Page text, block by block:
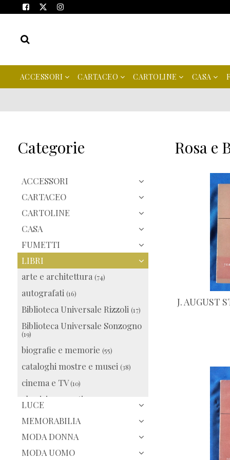
ACCESSORI CARTACEO CARTOLINE CASA
Categorie
ACCESSORI
CARTACEO
CARTOLINE
CASA
FUMETTI
LIBRI
arte e architettura (74)
autografati (16)
Biblioteca Universale Rizzoli (17)
Biblioteca Universale Sonzogno
(19)
biografie e memorie (55)
cataloghi mostre e musei (38)
cinema e TV(10)
classici e narrativa
cucina (9)
dizionari e lingue
edizione fuori commercio
LUCE
MEMORABILIA
MODA DONNA
MODA UOMO
Rosa e
J. AUGUST